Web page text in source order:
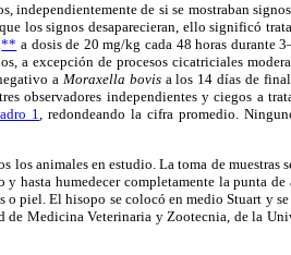
independientemente de si se mostraban
los signos desaparecieran, ello significó
** a dosis de 20 mg/kg cada 48 horas durante
a excepción de procesos cicatriciales
a Moraxella bovis a los 14 días de
observadores independientes y ciegos a
1, redondeando la cifra promedio.
los animales en estudio. La toma de muestras
hasta humedecer completamente la punta de
piel. El hisopo se colocó en medio Stuart y se
Medicina Veterinaria y Zootecnia, de la